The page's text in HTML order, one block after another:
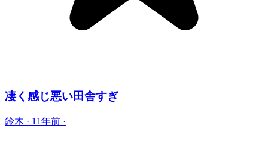
凄く感じ悪い田舎すぎ
鈴木 · 11年前 ·